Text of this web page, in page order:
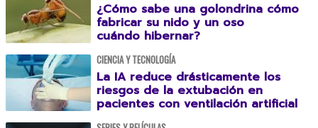
¿Cómo sabe una golondrina cómo
fabricar su nido y un oso
cuándo hibernar?
CIENCIA Y TECNOLOGÍA
La IA reduce drásticamente los
riesgos de la extubación en
pacientes con ventilación artificial